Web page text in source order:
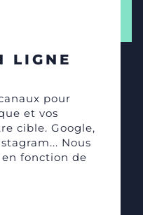
LIGNE
pour
et vos
cible. Google,
Nous
fonction de